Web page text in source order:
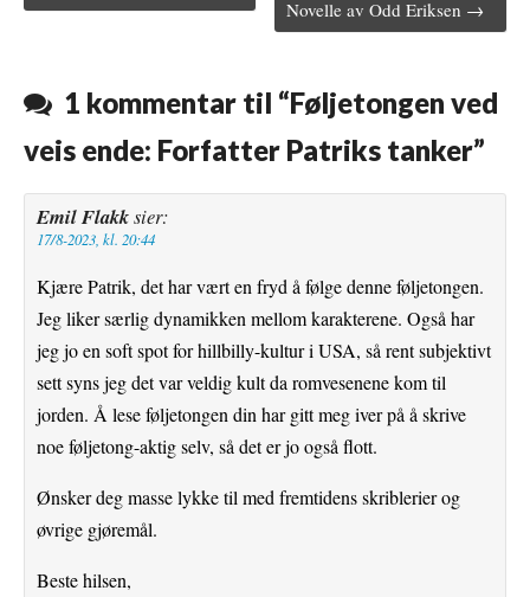
b
o
t
r
l
e
e
s
Novelle av Odd Eriksen →
1 kommentar til “Føljetongen ved
veis ende: Forfatter Patriks tanker”
Emil Flakksier:
17/8-2023, kl. 20:44
Kjære Patrik, det har vært en fryd å følge denne føljetongen.
Jeg liker særlig dynamikken mellom karakterene. Også har
jeg jo en soft spot for hillbilly-kultur i USA, så rent subjektivt
sett syns jeg det var veldig kult da romvesenene kom til
jorden. Å lese føljetongen din har gitt meg iver på å skrive
noe føljetong-aktig selv, så det er jo også flott.
Ønsker deg masse lykke til med fremtidens skriblerier og
øvrige gjøremål.
Beste hilsen,